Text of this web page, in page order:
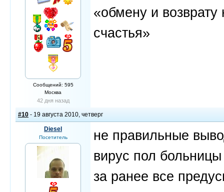
Сообщений: 595
Москва
42 дня назад
«обмену и
счастья»
#10 - 19 августа 2010, четверг
Diesel
Посетитель
не правильные
вирус пол
за ранее все